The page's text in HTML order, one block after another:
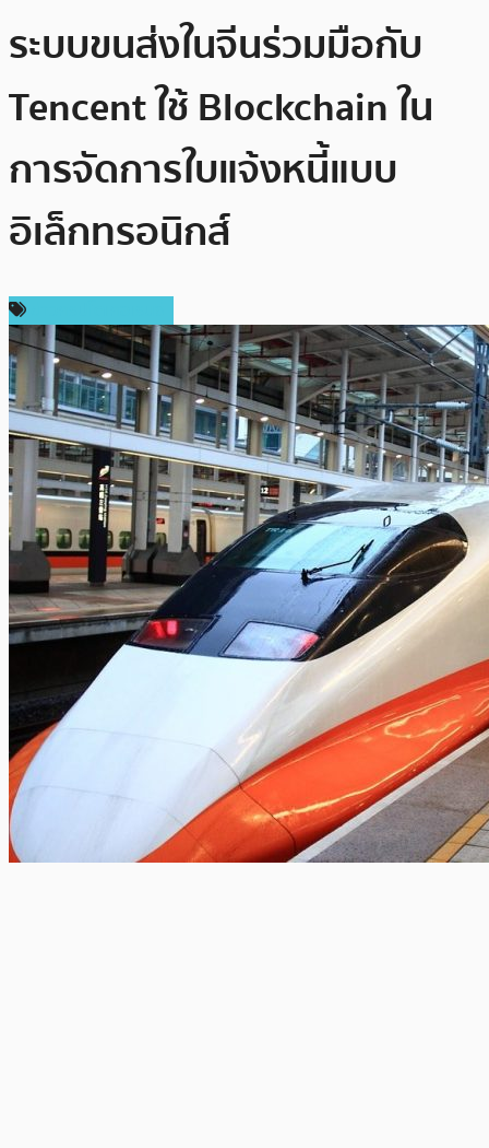
ระบบขนส่งในจีนร่วมมือกับ
Tencent ใช้ Blockchain ใน
การจัดการใบแจ้งหนี้แบบ
อิเล็กทรอนิกส์